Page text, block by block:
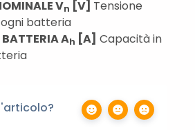
Vn [V] Tensione
batteria
Ah [A] Capacità in